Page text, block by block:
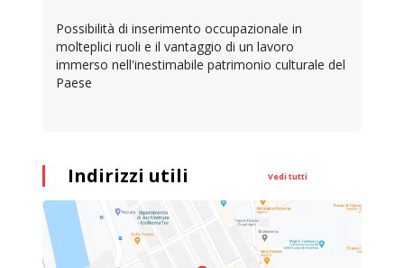
Possibilità di inserimento occupazionale in
molteplici ruoli e il vantaggio di un lavoro
immerso nell'inestimabile patrimonio culturale del
Paese
Indirizzi utili Vedi tutti